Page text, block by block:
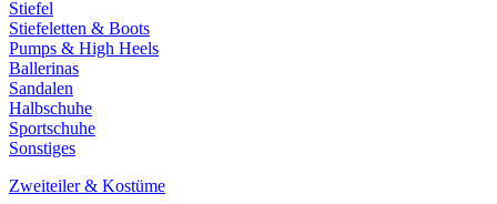
Stiefel
Stiefeletten & Boots
Pumps & High Heels
Ballerinas
Sandalen
Halbschuhe
Sportschuhe
Sonstiges
Zweiteiler & Kostüme